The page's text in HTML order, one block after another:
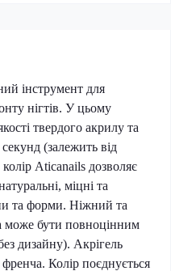
інструмент для
нігтів. У цьому
твердого акрилу та
(залежить від
Aticanails дозволяє
міцні та
та форми. Ніжний та
може бути повноцінним
дизайну). Акрігель
Колір поєднується